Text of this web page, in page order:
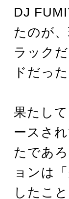
DJ
たのが
ラック
ドだっ
果たし
ースさ
たであ
ョンは
したこ